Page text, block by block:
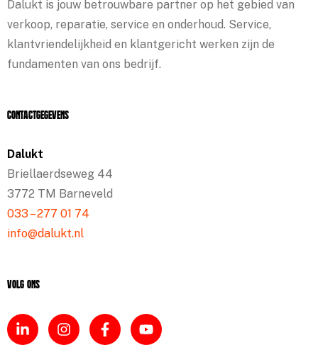
Dalukt is jouw betrouwbare partner op het gebied van
verkoop, reparatie, service en onderhoud. Service,
klantvriendelijkheid en klantgericht werken zijn de
fundamenten van ons bedrijf.
Contactgegevens
Dalukt
Briellaerdseweg 44
3772 TM Barneveld
033 – 277 01 74
info@dalukt.nl
Volg ons